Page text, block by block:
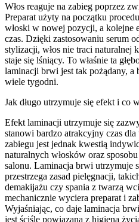
Włos reaguje na zabieg poprzez
Preparat użyty na początku
włoski w nowej pozycji, a kolejne
czas. Dzięki zastosowaniu serum
stylizacji, włos nie traci naturalnej
staje się lśniący. To właśnie ta
laminacji brwi jest tak pożądany,
wiele tygodni.
Jak długo utrzymuje się efekt i co
Efekt laminacji utrzymuje się
stanowi bardzo atrakcyjny czas
zabiegu jest jednak kwestią
naturalnych włosków oraz
salonu. Laminacja brwi utrzymuje
przestrzega zasad pielęgnacji,
demakijażu czy spania z twarzą
mechanicznie wyciera preparat i
Wyjaśniając, co daje laminacja
jest ściśle powiązana z higieną